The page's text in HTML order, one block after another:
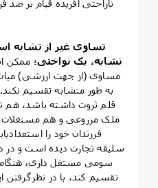
ناراحتی آفریده قیام بر
تساوى غیر از تشابه
تشابه، یک نواختى؛ ممکن
مساوى (از جهت ارزشى) میان
به طور متشابه تقسیم
قلم ثروت داشته باشد، هم
ملک مزروعى و هم مستغلات
فرزندان خود را
سلیقه تجارت دیده است و در
سومى مستغل دارى،
تقسیم کند، با در نظرگرفتن